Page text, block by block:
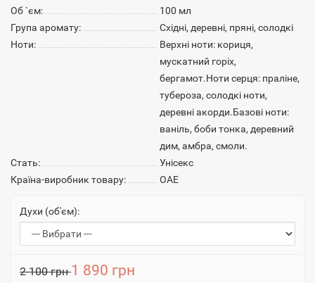
Об `єм:
100 мл
Група аромату:
Східні, деревні, пряні, солодкі
Ноти:
Верхні ноти: кориця,
мускатний горіх,
бергамот.Ноти серця: праліне,
тубероза, солодкі ноти,
деревні акорди.Базові ноти:
ваніль, боби тонка, деревний
дим, амбра, смоли.
Стать:
Унісекс
Країна-виробник товару:
ОАЕ
Духи (об'єм):
2 100 грн1 890 грн